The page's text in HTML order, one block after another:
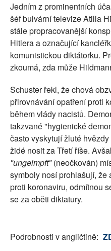
Jedním z prominentních
šéf bulvární televize Atilla
stále propracovanější
Hitlera a označující
komunistickou diktátorku.
zkoumá, zda může
Schuster řekl, že chová
přirovnávání opatření proti
během vlády nacistů.
takzvané "hygienické
často vyskytují žluté
židé nosit za Třetí říše.
"ungeimpft"(neočkován)
symboly nosí prohlašují, že
proti koronaviru, odmítnou
se za oběti diktatury.
Podrobnosti v angličtině: